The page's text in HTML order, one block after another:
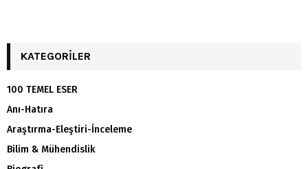
KATEGORILER
100 TEMEL ESER
Anı-Hatıra
Araştırma-Eleştiri-İnceleme
Bilim & Mühendislik